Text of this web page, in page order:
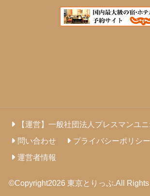
【運営】一般社団法人プレスマンユ
問い合わせ
プライバシーポリシー
運営者情報
©Copyright2026 東京とりっぷ.All